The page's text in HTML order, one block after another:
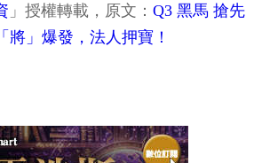
」授權轉載，原文： Q3 黑馬 搶先
將」爆發，法人押寶！